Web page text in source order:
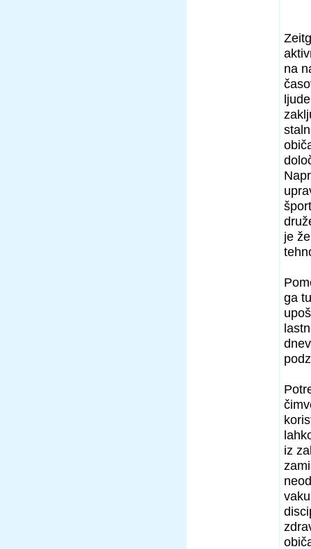
na
je
ga
iz